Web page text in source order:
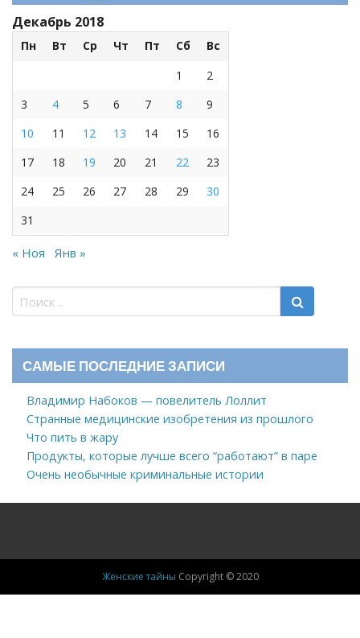
Декабрь 2018
Пн Вт Ср Чт Пт Сб
Вс
1
2
3
4 5 6 7 8
9
10
11 12 13 14 15
16
17
18 19 20 21 22
23
24
25 26 27 28 29
30
31
« Ноя Янв »
САМЫЕ ПОСЛЕДНИЕ ЗАПИСИ
Владимир Набоков — повелитель Лоллит
Странные медицинские изобретения из прошлого
Что пить в жару
Продукты, которые лучше всего “работают” в паре
Очень необычные криминальные истории
Женские тайны Copyright © 2020
Новости Знаменитости, ЖЗЛ Здоровье Дом
Мода